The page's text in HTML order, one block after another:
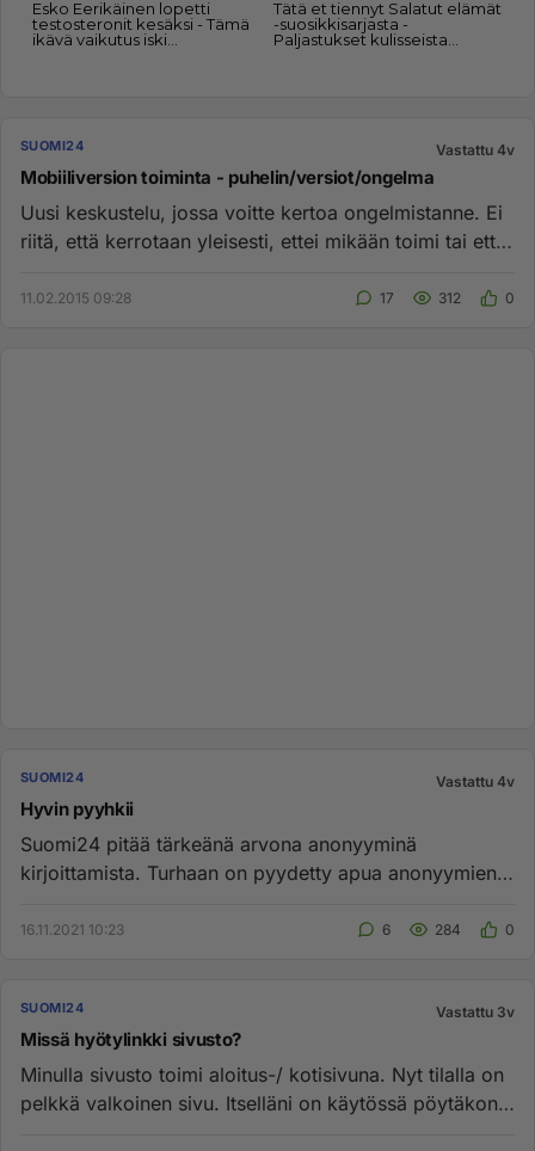
SUOMI24 Vastattu 4v
Mobiiliversion toiminta - puhelin/versiot/ongelma
Uusi keskustelu, jossa voitte kertoa ongelmistanne. Ei
riitä, että kerrotaan yleisesti, ettei mikään toimi tai että
11.02.2015 09:28 17 312 0
SUOMI24 Vastattu 4v
Hyvin pyyhkii
Suomi24 pitää tärkeänä arvona anonyyminä
kirjoittamista. Turhaan on pyydetty apua anonyymien
16.11.2021 10:23 6 284 0
SUOMI24 Vastattu 3v
Missä hyötylinkki sivusto?
Minulla sivusto toimi aloitus-/ kotisivuna. Nyt tilalla on
pelkkä valkoinen sivu. Itselläni on käytössä pöytäkone